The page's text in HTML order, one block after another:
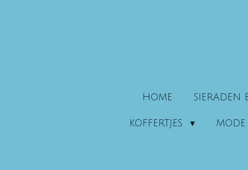
HOME SIERADEN
KOFFERTJES MODE